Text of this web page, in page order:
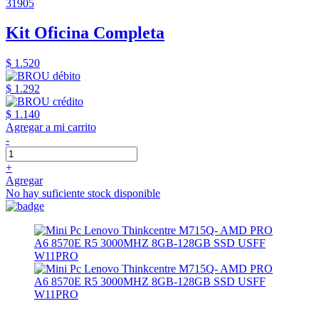
31905
Kit Oficina Completa
$ 1.520
$ 1.292
$ 1.140
Agregar a mi carrito
-
+
Agregar
No hay suficiente stock disponible